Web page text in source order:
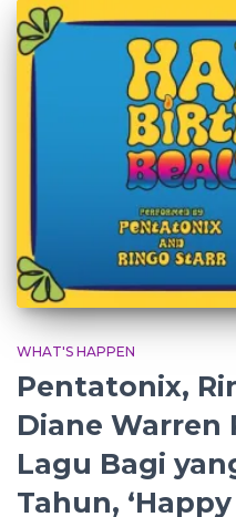
WHAT'S HAPPEN
Pentatonix,
Diane Warren
Lagu Bagi
Tahun,